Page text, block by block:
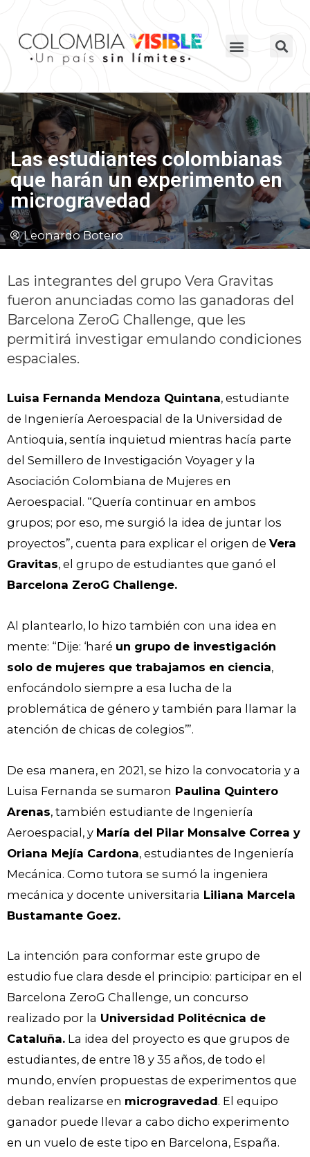
Las estudiantes colombianas
que harán un experimento en
microgravedad
Leonardo Botero
Las integrantes del grupo Vera Gravitas
fueron anunciadas como las ganadoras del
Barcelona ZeroG Challenge, que les
permitirá investigar emulando condiciones
espaciales.
Luisa Fernanda Mendoza Quintana, estudiante
de Ingeniería Aeroespacial de la Universidad de
Antioquia, sentía inquietud mientras hacía parte
del Semillero de Investigación Voyager y la
Asociación Colombiana de Mujeres en
Aeroespacial. “Quería continuar en ambos
grupos; por eso, me surgió la idea de juntar los
proyectos”, cuenta para explicar el origen de Vera
Gravitas, el grupo de estudiantes que ganó el
Barcelona ZeroG Challenge.
Al plantearlo, lo hizo también con una idea en
mente: “Dije: ‘haré un grupo de investigación
solo de mujeres que trabajamos en ciencia,
enfocándolo siempre a esa lucha de la
problemática de género y también para llamar la
atención de chicas de colegios’”.
De esa manera, en 2021, se hizo la convocatoria y a
Luisa Fernanda se sumaron Paulina Quintero
Arenas, también estudiante de Ingeniería
Aeroespacial, y María del Pilar Monsalve Correa y
Oriana Mejía Cardona, estudiantes de Ingeniería
Mecánica. Como tutora se sumó la ingeniera
mecánica y docente universitaria Liliana Marcela
Bustamante Goez.
La intención para conformar este grupo de
estudio fue clara desde el principio: participar en el
Barcelona ZeroG Challenge, un concurso
realizado por la Universidad Politécnica de
Cataluña. La idea del proyecto es que grupos de
estudiantes, de entre 18 y 35 años, de todo el
mundo, envíen propuestas de experimentos que
deban realizarse en microgravedad. El equipo
ganador puede llevar a cabo dicho experimento
en un vuelo de este tipo en Barcelona, España.